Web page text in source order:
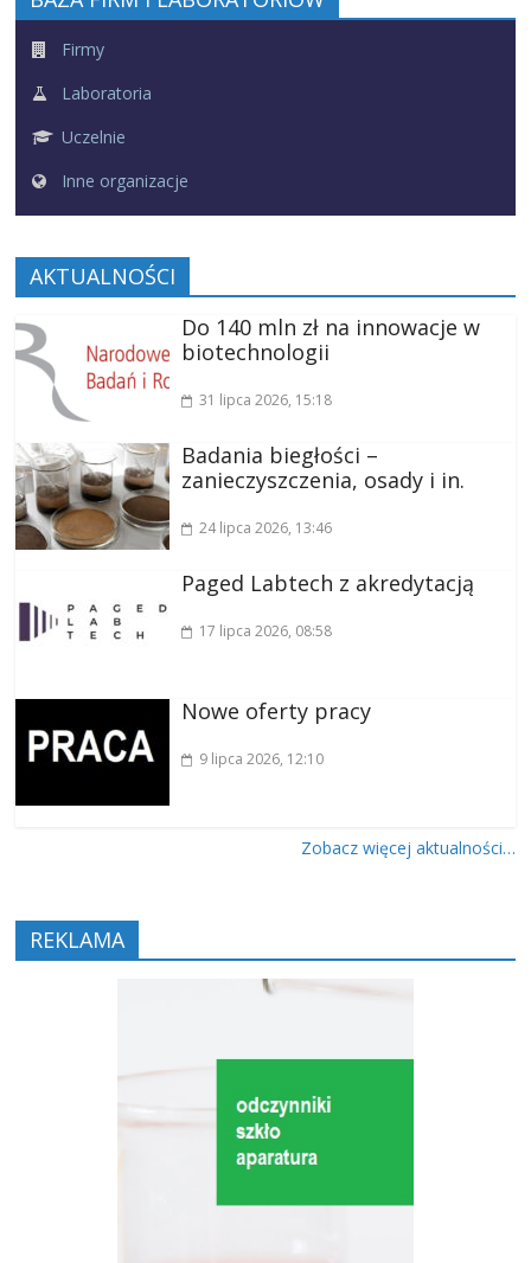
Firmy
Laboratoria
Uczelnie
Inne organizacje
AKTUALNOŚCI
Do 140 mln zł na innowacje w
biotechnologii
31 lipca 2026, 15:18
Badania biegłości –
zanieczyszczenia, osady i in.
24 lipca 2026, 13:46
Paged Labtech z akredytacją
17 lipca 2026, 08:58
Nowe oferty pracy
9 lipca 2026, 12:10
Zobacz więcej aktualności…
REKLAMA